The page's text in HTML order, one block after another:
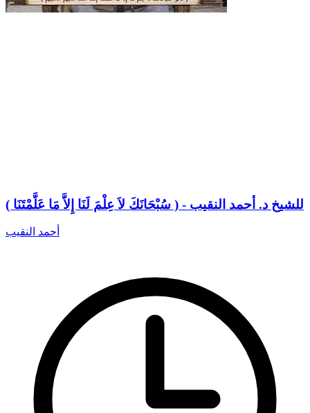
( سُبْحَانَكَ لاَ عِلْمَ لَنَا إِلاَّ مَا عَلَّمْتَنَا ) - للشيخ د. أحمد النقيب
أحمد النقيب